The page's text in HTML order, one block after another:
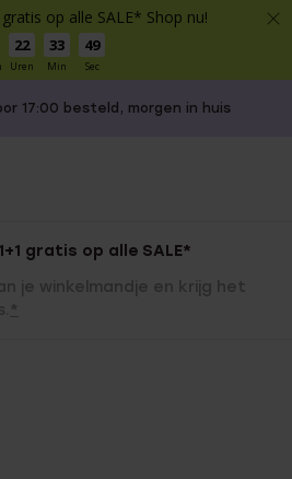
op alle SALE* Shop nu!
22
Uren
33
Min
49
Sec
17:00 besteld, morgen in huis
gratis op alle SALE*
je winkelmandje en krijg het
*